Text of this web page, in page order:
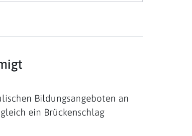
Bildungsangeboten an
ein Brückenschlag